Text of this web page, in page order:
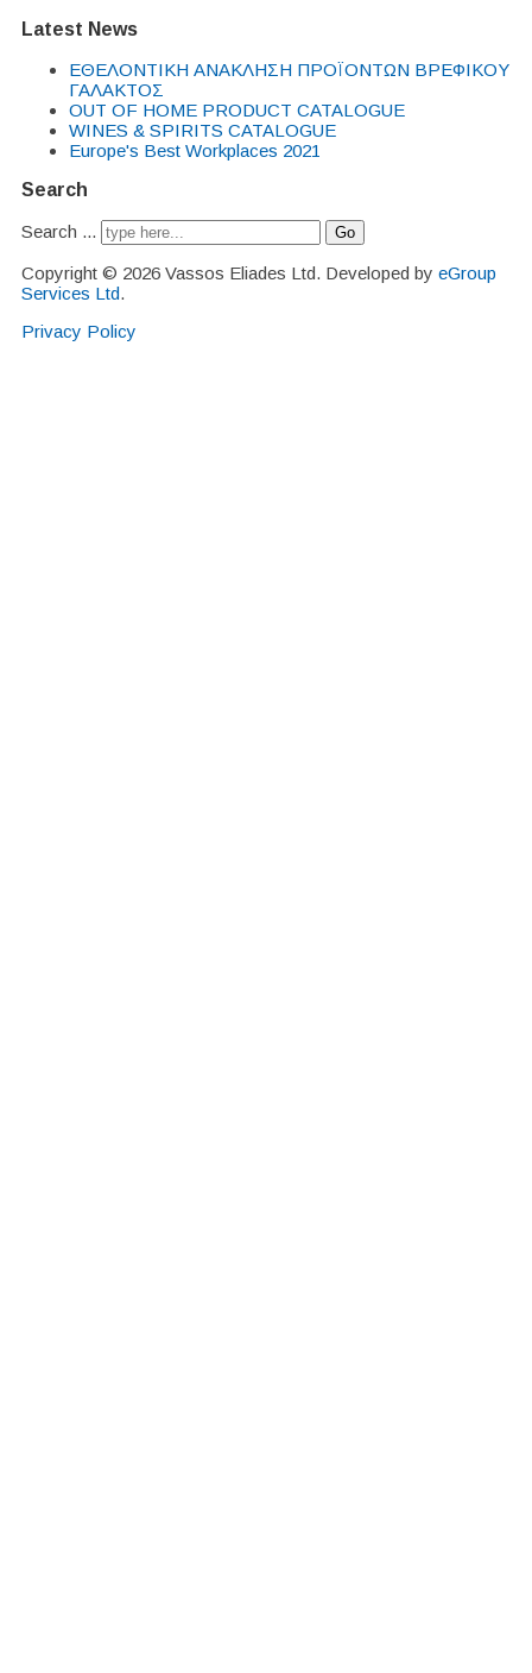
Latest News
EΘΕΛΟΝΤΙΚΗ ΑΝΑΚΛΗΣΗ ΠΡΟΪΟΝΤΩΝ ΒΡΕΦΙΚΟΥ
ΓΑΛΑΚΤΟΣ
OUT OF HOME PRODUCT CATALOGUE
WINES & SPIRITS CATALOGUE
Europe's Best Workplaces 2021
Search
Search ... Go
Copyright © 2026 Vassos Eliades Ltd. Developed by eGroup
Services Ltd.
Privacy Policy